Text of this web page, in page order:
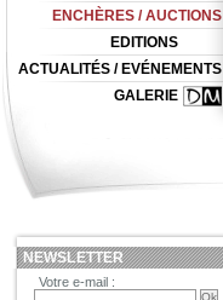
ENCHÈRES / AUCTIONS
EDITIONS
ACTUALITÉS / EVÉNEMENTS
GALERIE
NEWSLETTER
Votre e-mail :